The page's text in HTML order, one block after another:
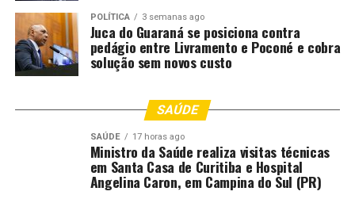
EDITAL DE PROCESSO SELETIVO SIMPLIFICADO Nº
001-2026-POLITEC..pdf
RELATED TOPICS: ABRE CUIABÁ
EDITAL INTERIOR MIL NECROPSIA
PARA
SESP TÉCNICOS
POLÍTICA 3 semanas ago
Juca do Guaraná se posiciona contra
pedágio entre Livramento e Poconé e cobra
solução sem novos custo
SAÚDE
SAÚDE 17 horas ago
Ministro da Saúde realiza visitas técnicas
em Santa Casa de Curitiba e Hospital
Angelina Caron, em Campina do Sul (PR)